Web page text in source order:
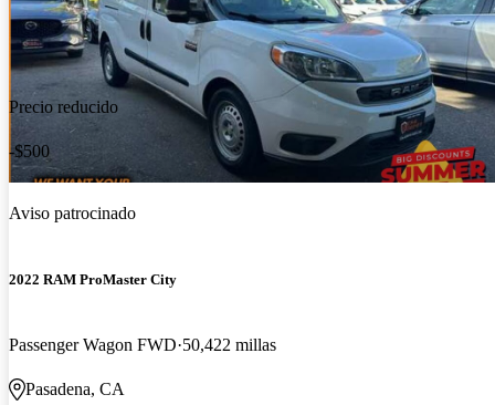
Precio reducido
-$500
Aviso patrocinado
2022 RAM ProMaster City
Passenger Wagon FWD 50,422 millas
Pasadena, CA